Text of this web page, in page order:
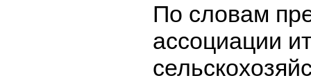
По словам
ассоциации